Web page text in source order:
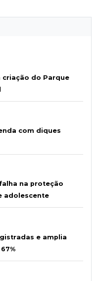
criação do Parque
com diques
na proteção
adolescente
e amplia